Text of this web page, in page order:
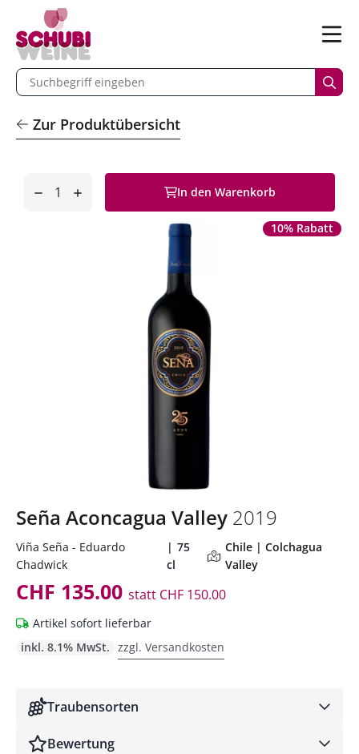
Menü
eingeben
Zur Produktübersicht
In den Warenkorb
10% Rabatt
Seña Aconcagua Valley 2019
Viña Seña - Eduardo
Chadwick
75
cl
Chile | Colchagua
Valley
CHF 135.00 statt CHF 150.00
Artikel sofort lieferbar
inkl. 8.1% MwSt. zzgl. Versandkosten
Traubensorten
Bewertung